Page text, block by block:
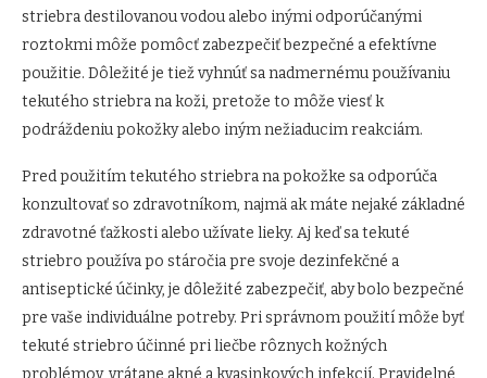
striebra destilovanou vodou alebo inými odporúčanými
roztokmi môže pomôcť zabezpečiť bezpečné a efektívne
použitie. Dôležité je tiež vyhnúť sa nadmernému používaniu
tekutého striebra na koži, pretože to môže viesť k
podráždeniu pokožky alebo iným nežiaducim reakciám.
Pred použitím tekutého striebra na pokožke sa odporúča
konzultovať so zdravotníkom, najmä ak máte nejaké základné
zdravotné ťažkosti alebo užívate lieky. Aj keď sa tekuté
striebro používa po stáročia pre svoje dezinfekčné a
antiseptické účinky, je dôležité zabezpečiť, aby bolo bezpečné
pre vaše individuálne potreby. Pri správnom použití môže byť
tekuté striebro účinné pri liečbe rôznych kožných